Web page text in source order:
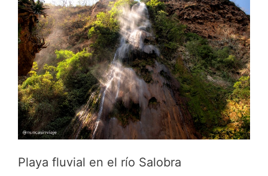
Playa fluvial en el río Salobra